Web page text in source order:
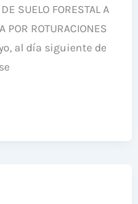
SUELO FORESTAL A
POR ROTURACIONES
al día siguiente de